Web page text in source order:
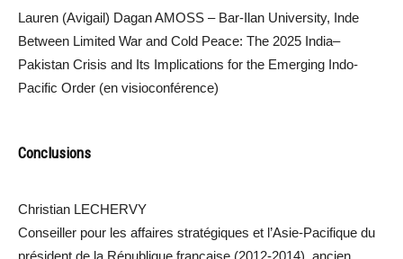
Lauren (Avigail) Dagan AMOSS – Bar-Ilan University, Inde
Between Limited War and Cold Peace: The 2025 India–
Pakistan Crisis and Its Implications for the Emerging Indo-
Pacific Order (en visioconférence)
Conclusions
Christian LECHERVY
Conseiller pour les affaires stratégiques et l’Asie-Pacifique du
président de la République française (2012-2014), ancien